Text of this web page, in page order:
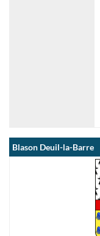
Blason Deuil-la-Barre